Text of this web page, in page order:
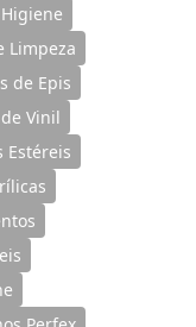
Limpeza
de Epis
Vinil
Estéreis